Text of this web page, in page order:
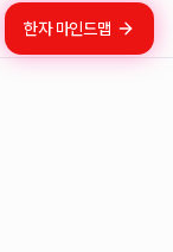
한자 마인드맵